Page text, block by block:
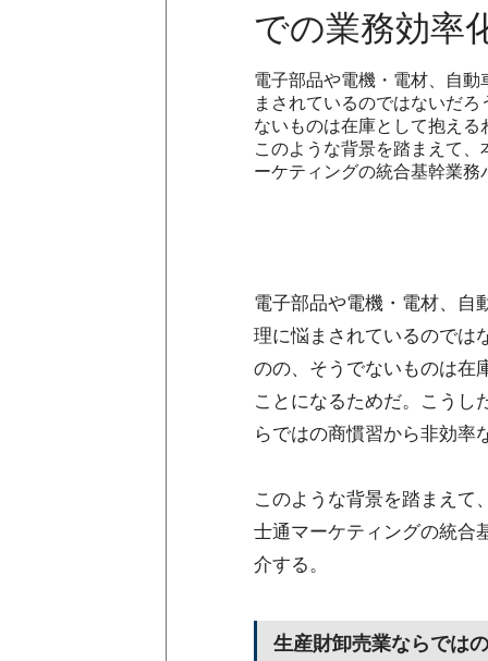
での業務効率
電子部品や電機・電材、自
まされているのではないだ
ないものは在庫として抱える
このような背景を踏まえて
ーケティングの統合基幹業務
電子部品や電機・電材、自
理に悩まされているのでは
のの、そうでないものは在
ことになるためだ。こうし
らではの商慣習から非効率
このような背景を踏まえて
士通マーケティングの統合
介する。
生産財卸売業ならでは